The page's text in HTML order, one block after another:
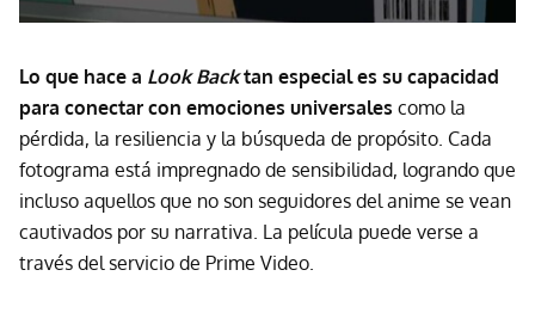
Lo que hace a Look Backtan especial es su capacidad
para conectar con emociones universales como la
pérdida, la resiliencia y la búsqueda de propósito. Cada
fotograma está impregnado de sensibilidad, logrando que
incluso aquellos que no son seguidores del anime se vean
cautivados por su narrativa. La película puede verse a
través del servicio de Prime Video.